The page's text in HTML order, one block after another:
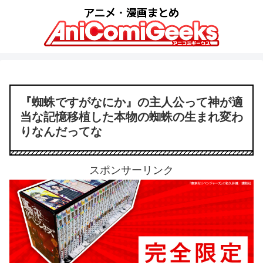
『蜘蛛ですがなにか』の主人公って神が適
当な記憶移植した本物の蜘蛛の生まれ変わ
りなんだってな
スポンサーリンク